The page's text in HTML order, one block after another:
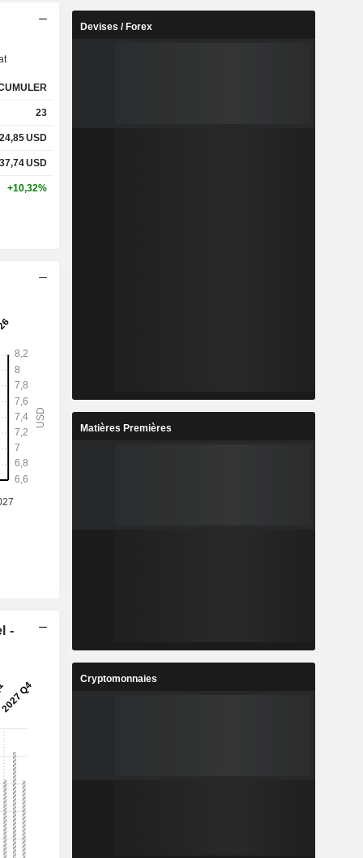
23
USD
USD
+10,32%
-
Devises / Forex
Matières Premières
Cryptomonnaies